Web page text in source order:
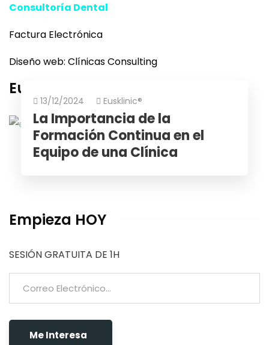
Consultoría Dental
Factura Electrónica
Diseño web: Clínicas Consulting
Eusklinic
13/12/2024 Eusklinic®
La Importancia de la
Formación Continua en el
Equipo de una Clínica
Empieza HOY
SESIÓN GRATUITA DE 1H
Me Interesa